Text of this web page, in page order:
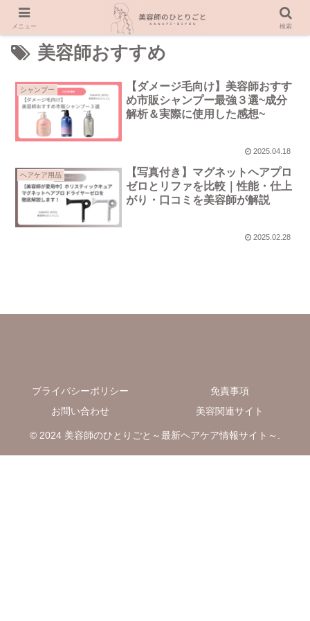
美容師おすすめ
シャンプー
【ダメージ毛向け】美容師おすす
め市販シャンプー最強３選~成分
解析＆実際に使用した感想~
2025.04.18
ヘアケア用品
【写真付き】マグネットヘアプロ
ゼロとリファを比較｜性能・仕上
がり・口コミを美容師が解説
2025.02.28
ブライバシーポリシー
免責事項
お問い合わせ
美容関連サイト
© 2024 美容師のひとりごと～最新ヘアケア情報サイト～.
メニュー 検索